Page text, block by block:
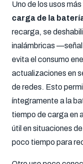
Uno de los usos
carga de la
recarga, se
inalámbricas
evita el consumo
actualizaciones en
de redes. Esto
íntegramente a la
tiempo de carga en
útil en situaciones
poco tiempo para